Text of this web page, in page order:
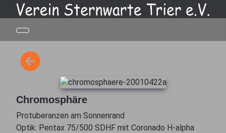
Chromosphäre
Protuberanzen am Sonnenrand
Optik: Pentax 75/500 SDHF mit Coronado H-alpha